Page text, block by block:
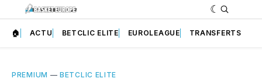
🏠 ACTU BETCLIC ELITE EUROLEAGUE TRANSFERTS
PREMIUM —BETCLIC ELITE